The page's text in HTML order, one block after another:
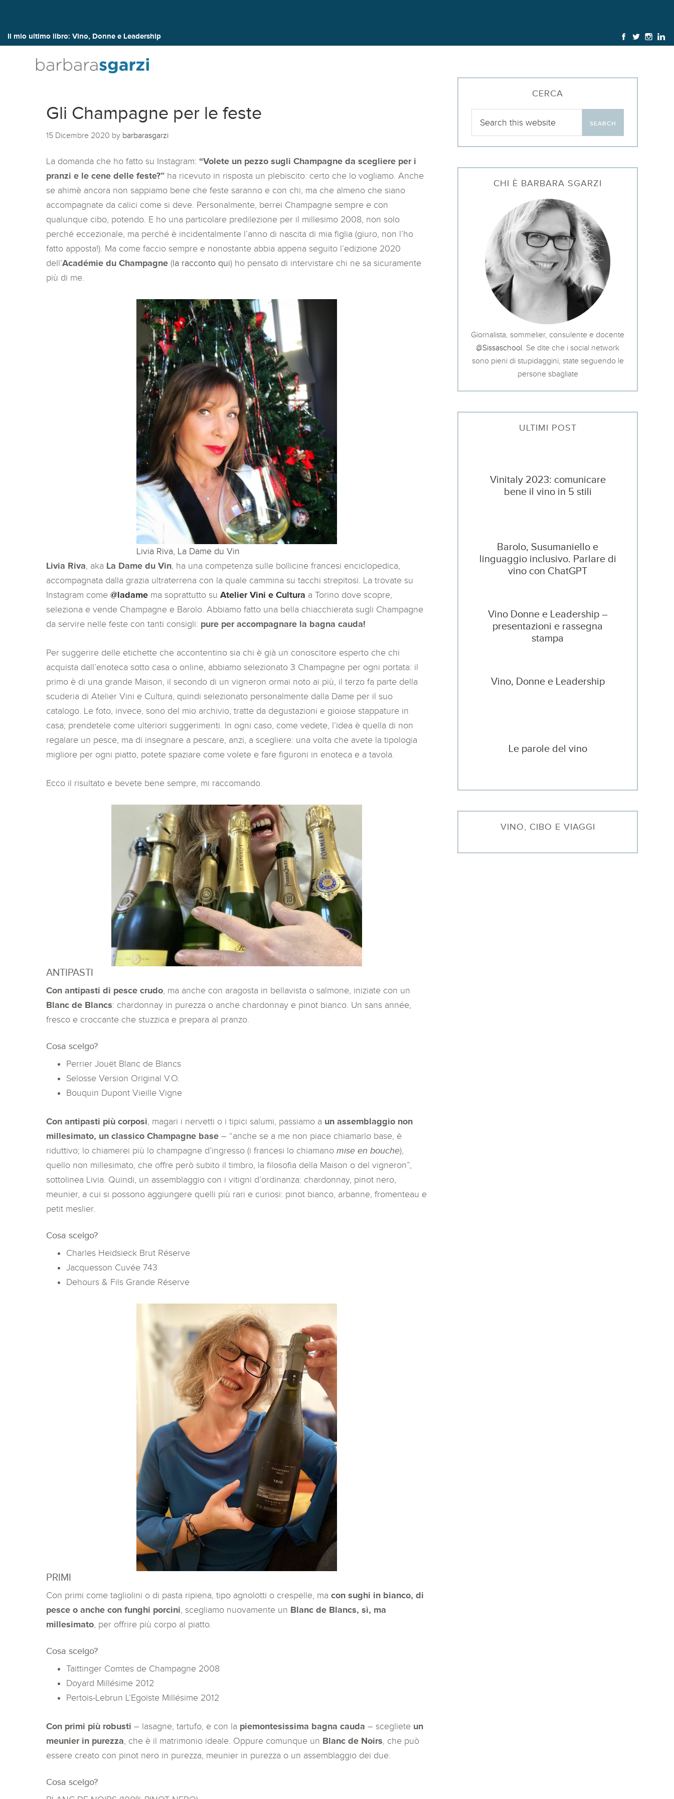
Il mio ultimo libro: Vino, Donne e Leadership
Gli Champagne per le feste
15 Dicembre 2020 by barbarasgarzi
La domanda che ho fatto su Instagram: “Volete un pezzo sugli Champagne da scegliere per i
pranzi e le cene delle feste?” ha ricevuto in risposta un plebiscito: certo che lo vogliamo. Anche
se ahimè ancora non sappiamo bene che feste saranno e con chi, ma che almeno che siano
accompagnate da calici come si deve. Personalmente, berrei Champagne sempre e con
qualunque cibo, potendo. E ho una particolare predilezione per il millesimo 2008, non solo
perché eccezionale, ma perché è incidentalmente l’anno di nascita di mia figlia (giuro, non l’ho
fatto apposta!). Ma come faccio sempre e nonostante abbia appena seguito l’edizione 2020
dell’Académie du Champagne (la racconto qui) ho pensato di intervistare chi ne sa sicuramente
più di me.
Livia Riva, La Dame du Vin
Livia Riva, aka La Dame du Vin, ha una competenza sulle bollicine francesi enciclopedica,
accompagnata dalla grazia ultraterrena con la quale cammina su tacchi strepitosi. La trovate su
Instagram come @ladame ma soprattutto su Atelier Vini e Cultura a Torino dove scopre,
seleziona e vende Champagne e Barolo. Abbiamo fatto una bella chiacchierata sugli Champagne
da servire nelle feste con tanti consigli: pure per accompagnare la bagna cauda!
Per suggerire delle etichette che accontentino sia chi è già un conoscitore esperto che chi
acquista dall’enoteca sotto casa o online, abbiamo selezionato 3 Champagne per ogni portata: il
primo è di una grande Maison, il secondo di un vigneron ormai noto ai più, il terzo fa parte della
scuderia di Atelier Vini e Cultura, quindi selezionato personalmente dalla Dame per il suo
catalogo. Le foto, invece, sono del mio archivio, tratte da degustazioni e gioiose stappature in
casa; prendetele come ulteriori suggerimenti. In ogni caso, come vedete, l’idea è quella di non
regalare un pesce, ma di insegnare a pescare, anzi, a scegliere: una volta che avete la tipologia
migliore per ogni piatto, potete spaziare come volete e fare figuroni in enoteca e a tavola.
Ecco il risultato e bevete bene sempre, mi raccomando.
ANTIPASTI
Con antipasti di pesce crudo, ma anche con aragosta in bellavista o salmone, iniziate con un
Blanc de Blancs: chardonnay in purezza o anche chardonnay e pinot bianco. Un sans année,
fresco e croccante che stuzzica e prepara al pranzo.
Cosa scelgo?
Perrier Jouët Blanc de Blancs
Selosse Version Original V.O.
Bouquin Dupont Vieille Vigne
Con antipasti più corposi, magari i nervetti o i tipici salumi, passiamo a un assemblaggio non
millesimato, un classico Champagne base – “anche se a me non piace chiamarlo base, è
riduttivo; lo chiamerei più lo champagne d’ingresso (i francesi lo chiamano mise en bouche),
quello non millesimato, che offre però subito il timbro, la filosofia della Maison o del vigneron”,
sottolinea Livia. Quindi, un assemblaggio con i vitigni d’ordinanza: chardonnay, pinot nero,
meunier, a cui si possono aggiungere quelli più rari e curiosi: pinot bianco, arbanne, fromenteau e
petit meslier.
Cosa scelgo?
Charles Heidsieck Brut Réserve
Jacquesson Cuvée 743
Dehours & Fils Grande Réserve
PRIMI
Con primi come tagliolini o di pasta ripiena, tipo agnolotti o crespelle, ma con sughi in bianco, di
pesce o anche con funghi porcini, scegliamo nuovamente un Blanc de Blancs, sì, ma
millesimato, per offrire più corpo al piatto.
Cosa scelgo?
Taittinger Comtes de Champagne 2008
Doyard Millésime 2012
Pertois-Lebrun L’Egoïste Millésime 2012
Con primi più robusti – lasagne, tartufo, e con la piemontesissima bagna cauda – scegliete un
meunier in purezza, che è il matrimonio ideale. Oppure comunque un Blanc de Noirs, che può
essere creato con pinot nero in purezza, meunier in purezza o un assemblaggio dei due.
Cosa scelgo?
CERCA
CHI È BARBARA SGARZI
Giornalista, sommelier, consulente e docente
@Sissaschool . Se dite che i social network
sono pieni di stupidaggini, state seguendo le
persone sbagliate
ULTIMI POST
Vinitaly 2023: comunicare
bene il vino in 5 stili
Barolo, Susumaniello e
linguaggio inclusivo. Parlare di
vino con ChatGPT
Vino Donne e Leadership –
presentazioni e rassegna
stampa
Vino, Donne e Leadership
Le parole del vino
VINO, CIBO E VIAGGI